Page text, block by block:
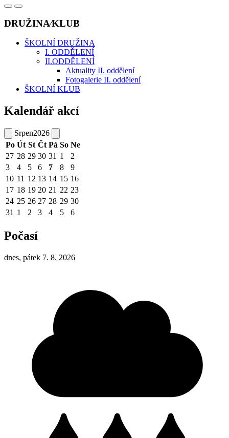
DRUŽINA⁄KLUB
ŠKOLNÍ DRUŽINA
I. ODDĚLENÍ
II.ODDĚLENÍ
Aktuality II. oddělení
Fotogalerie II. oddělení
ŠKOLNÍ KLUB
Kalendář akcí
Srpen2026
Po Út St Čt Pá So Ne
27 28 29 30 31 1
2
3
4 5 6 7 8
9
10 11 12 13 14 15 16
17 18 19 20 21 22 23
24 25 26 27 28 29 30
31 1 2 3 4 5 6
Počasí
dnes, pátek 7. 8. 2026